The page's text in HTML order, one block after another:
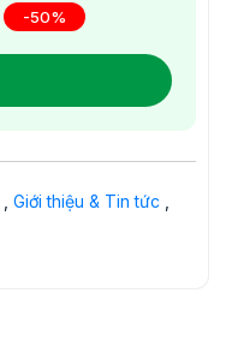
-50%
Giới thiệu & Tin tức